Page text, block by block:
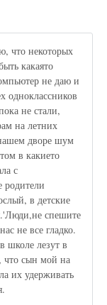
что некоторых
какаято
не даю и
одноклассников
не стали,
на летних
дворе шум
в какието
с
родители
в детские
спешите
не все гладко.
школе лезут в
что сын мой на
их удерживать